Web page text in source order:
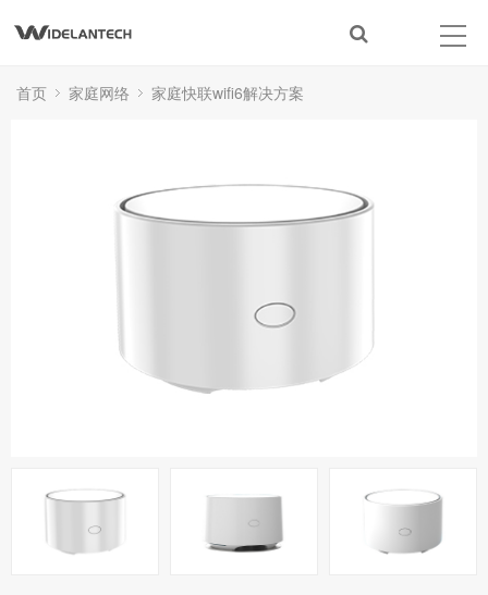
首页 家庭网络 家庭快联wifi6解决方案